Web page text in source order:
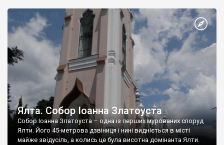
Ялта. Собор Іоанна Златоуста
Собор Іоанна Златоуста – одна із перших мурованих споруд
Ялти. Його 45-метрова дзвіниця і нині видніється в місті
майже звідусіль, а колись це була висотна домінанта Ялти.